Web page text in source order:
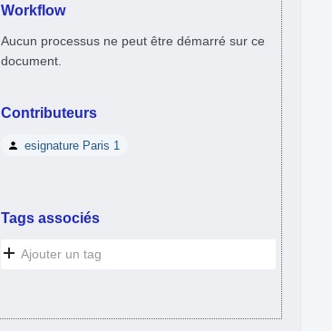
Workflow
Aucun processus ne peut être démarré sur ce
document.
Contributeurs
esignature Paris 1
Tags associés